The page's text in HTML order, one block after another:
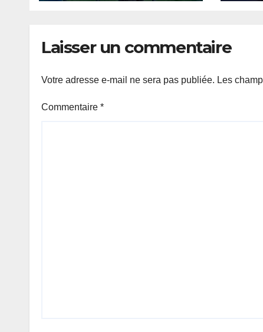
Bernard lance un
études
Laisser un commentaire
Votre adresse e-mail ne sera pas publiée. Les
Commentaire *